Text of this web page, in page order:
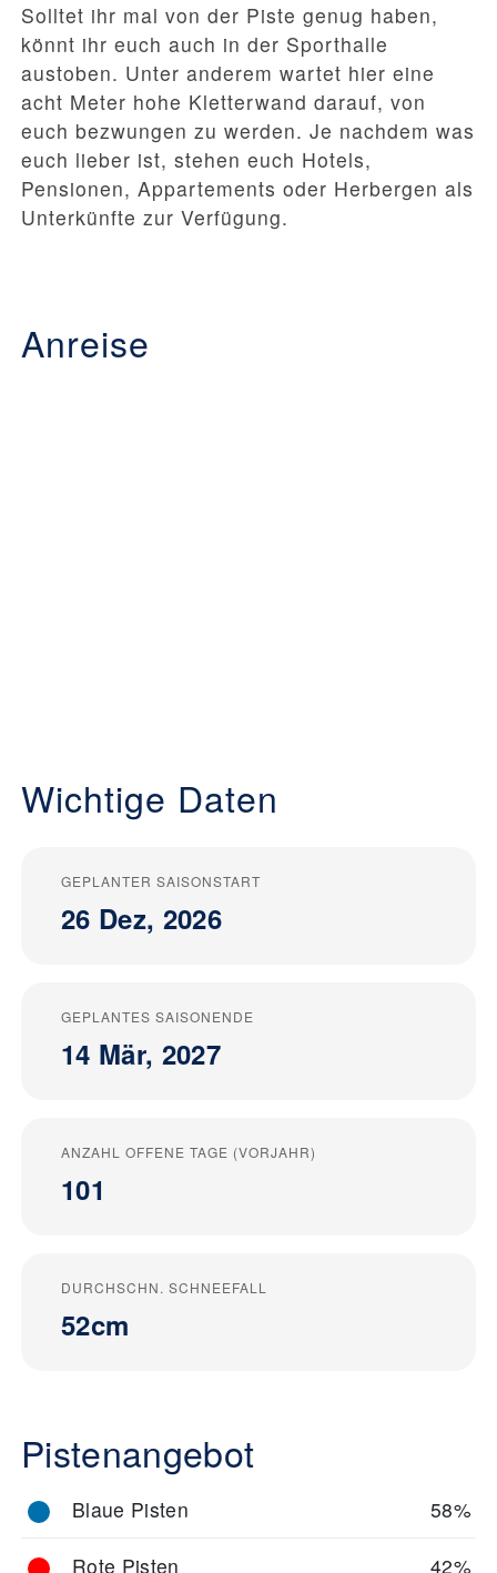
Solltet ihr mal von der Piste genug haben,
könnt ihr euch auch in der Sporthalle
austoben. Unter anderem wartet hier eine
acht Meter hohe Kletterwand darauf, von
euch bezwungen zu werden. Je nachdem was
euch lieber ist, stehen euch Hotels,
Pensionen, Appartements oder Herbergen als
Unterkünfte zur Verfügung.
Anreise
Wichtige Daten
GEPLANTER SAISONSTART
26 Dez, 2026
GEPLANTES SAISONENDE
14 Mär, 2027
ANZAHL OFFENE TAGE (VORJAHR)
101
DURCHSCHN. SCHNEEFALL
52cm
Pistenangebot
Blaue Pisten 58%
Rote Pisten 42%